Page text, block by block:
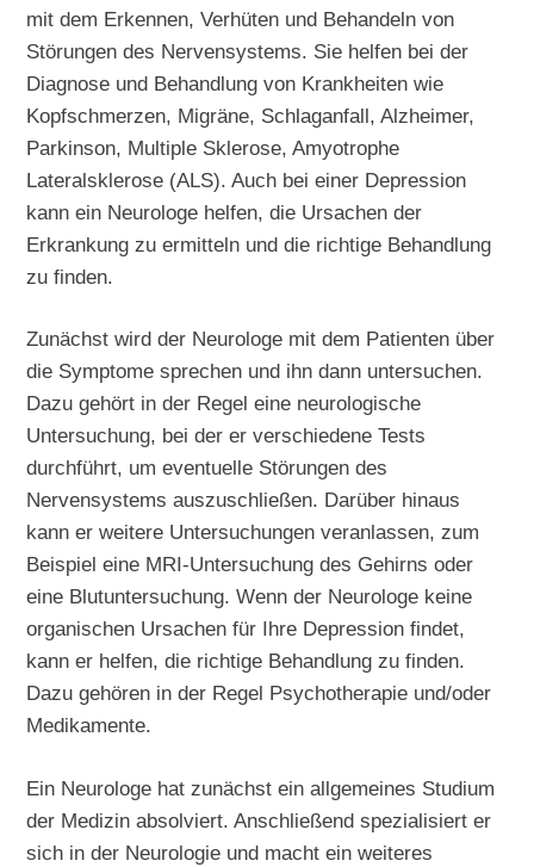
mit dem Erkennen, Verhüten und Behandeln von
Störungen des Nervensystems. Sie helfen bei der
Diagnose und Behandlung von Krankheiten wie
Kopfschmerzen, Migräne, Schlaganfall, Alzheimer,
Parkinson, Multiple Sklerose, Amyotrophe
Lateralsklerose (ALS). Auch bei einer Depression
kann ein Neurologe helfen, die Ursachen der
Erkrankung zu ermitteln und die richtige Behandlung
zu finden.
Zunächst wird der Neurologe mit dem Patienten über
die Symptome sprechen und ihn dann untersuchen.
Dazu gehört in der Regel eine neurologische
Untersuchung, bei der er verschiedene Tests
durchführt, um eventuelle Störungen des
Nervensystems auszuschließen. Darüber hinaus
kann er weitere Untersuchungen veranlassen, zum
Beispiel eine MRI-Untersuchung des Gehirns oder
eine Blutuntersuchung. Wenn der Neurologe keine
organischen Ursachen für Ihre Depression findet,
kann er helfen, die richtige Behandlung zu finden.
Dazu gehören in der Regel Psychotherapie und/oder
Medikamente.
Ein Neurologe hat zunächst ein allgemeines Studium
der Medizin absolviert. Anschließend spezialisiert er
sich in der Neurologie und macht ein weiteres